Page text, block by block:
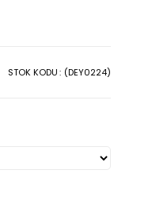
STOK KODU (DEY0224)